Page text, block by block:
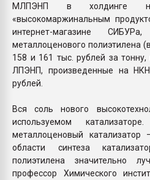
МЛПЭНП в холдинге
«высокомаржинальным
интернет-магазине
металлоценового полиэтилена
158 и 161 тыс. рублей за
ЛПЭНП, произведенные на
рублей.
Вся соль нового
используемом
металлоценовый
области синтеза
полиэтилена значительно
профессор Химического